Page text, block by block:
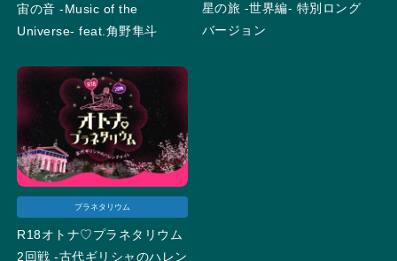
宙の音 -Music of the
Universe- feat.角野隼斗
星の旅 -世界編- 特別ロング
バージョン
プラネタリウム
R18オトナ♡プラネタリウム
2回戦 -古代ギリシャのハレン